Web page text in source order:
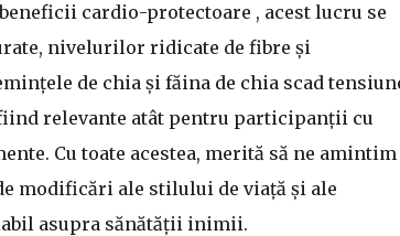
cardio-protectoare , acest lucru se
nivelurilor ridicate de fibre și
de chia și făina de chia scad
relevante atât pentru participanții cu
Cu toate acestea, merită să ne amintim
modificări ale stilului de viață și ale
asupra sănătății inimii.